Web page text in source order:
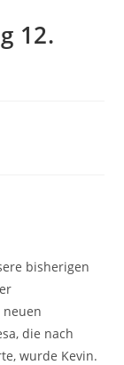
12.
bisherigen
neuen
die nach
wurde Kevin.